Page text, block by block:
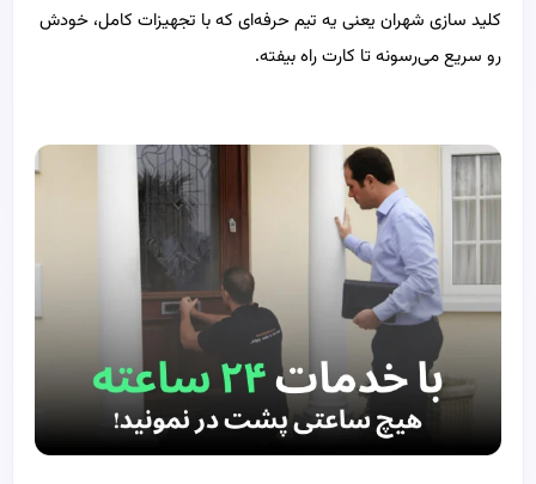
کلید سازی شهران یعنی یه تیم حرفه‌ای که با تجهیزات کامل، خودش
رو سریع می‌رسونه تا کارت راه بیفته.